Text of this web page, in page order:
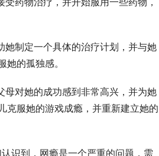
制定一个具体的治疗计划，并与她
的孤独感。
对她的成功感到非常高兴，并为她
克服她的游戏成瘾，并重新建立她的
识到，网瘾是一个严重的问题，需